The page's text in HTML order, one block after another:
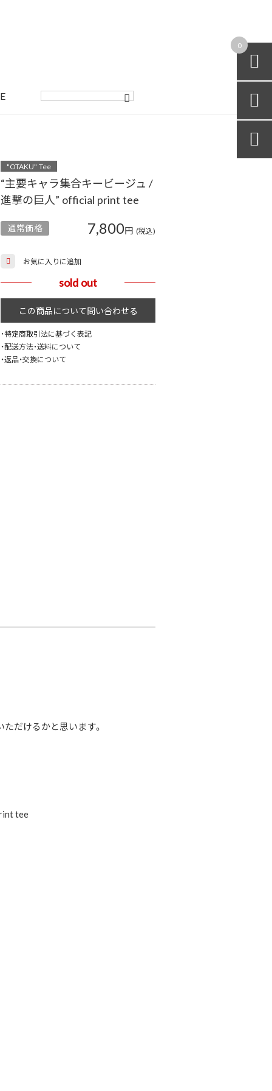
"OTAKU" Tee
“主要キャラ集合キービージュ /
進撃の巨人” official print tee
通常価格 7,800円 (税込)
お気に入りに追加
sold out
・特定商取引法に基づく表記
・配送方法・送料について
・返品・交換について
だけるかと思います。
tee
0


